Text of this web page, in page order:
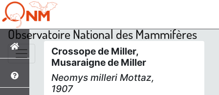
Observatoire National des Mammifères
Crossope de Miller,
Musaraigne de Miller
Neomys milleri Mottaz,
1907